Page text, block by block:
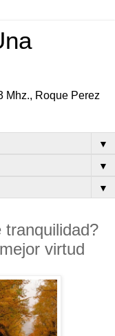
Mhz., Roque Perez
▼
▼
▼
virtud